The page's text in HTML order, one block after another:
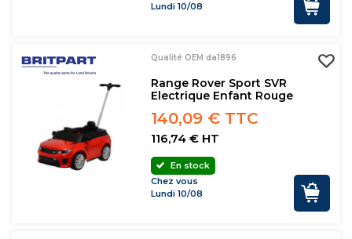
Lundi 10/08
Qualité OEM da1896
Range Rover Sport SVR
Electrique Enfant Rouge
140,09 € TTC
116,74 € HT
En stock
Chez vous
Lundi 10/08